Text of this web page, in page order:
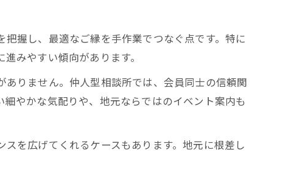
鍵
方法
握し、最適なご縁を手作業でつなぐ点です。特に
みやすい傾向があります。
りません。仲人型相談所では、会員同士の信頼関
やかな気配りや、地元ならではのイベント案内も
を広げてくれるケースもあります。地元に根差し